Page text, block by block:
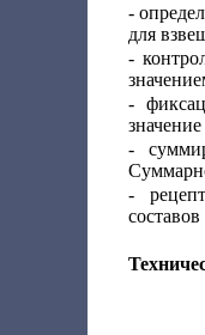
-
для
-
-
-
-